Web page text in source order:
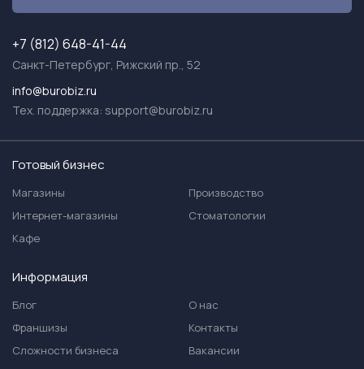
+7 (812) 648-41-44
Санкт-Петербург, Рижский пр., 52
info@burobiz.ru
Тех. поддержка: support@burobiz.ru
Готовый бизнес
Магазины
Интернет-магазины
Кафе
Производство
Стоматологии
Информация
Блог
Франшизы
Сложности бизнеса
О нас
Контакты
Вакансии